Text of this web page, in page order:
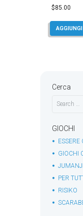
5.00
su 5
$85.00
Cerca
GIOCHI
ESSERE
GIOCHI
JUMANJI
PER
RISIKO